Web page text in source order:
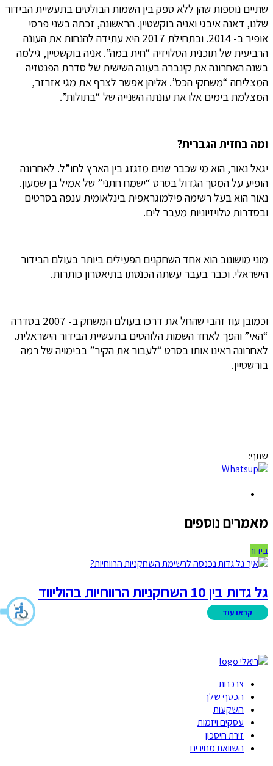
שתיים נוספות שהן ללא ספק בין השמות הבולטים בתעשיית הבידור
שלנו, דאנה איבגי ואניה בוקשטיין. הראשונה, זכתה בשני פרסי
אופיר ב- 2014. ובתחילת 2017 היא עתידה להנחות את העונה
הרביעית של תוכנית הטלויזיה “חית במה”. אניה בוקשטיין, גילמה
בשנה האחרונה את קינברה בעונה השישית של סדרת הפנטזיה
המצליחה “משחקי הכס”. אליהן אפשר לצרף את מגי אזרזר,
המצלמת בימים אלו את עונתה השנייה של “בתולות”.
ומה בחזית הגברית?
יגאל נאור, הוא מי שכבר שנים מזגזג בין הארץ לחו”ל. לאחרונה
הופיע על המסך הגדול בסרט “ישמח חתני” של אמיל בן שמעון.
נאור הוא בעל רשימה פילמוגראפית בינלאומית ענפה בסרטים
ובסדרות טלויזיוניות מעבר לים.
מוני מושונוב הוא אחד השחקנים הפעילים ביותר בעולם הבידור
הישראלי. וכבר בעבר עשתה הכנסתו בתיאטרון כותרות.
וכמובן עוז זהבי שהחל את דרכו בעולם המשחק ב- 2007 בסדרה
“האי” והפך לאחד השמות הלוהטים בתעשיית הבידור הישראלית.
לאחרונה ראינו אותו בסרט “לעבור את הקיר” בבימויה של רמה
בורשטיין.
שתף:
מאמרים נוספים
בידור
גל גדות בין 10 השחקניות הרווחיות בהוליווד
צרכנות
הכסף שלך
השקעות
עסקים ויזמות
זירת חיסכון
השוואת מחירים